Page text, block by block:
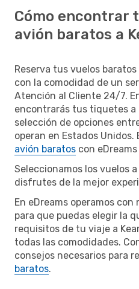
Cómo encontrar
avión baratos a
Reserva tus vuelos
con la comodidad de un
Atención al Cliente 24/7.
encontrarás tus tiquetes a
selección de opciones
operan en Estados Unidos.
avión baratos con
Seleccionamos los vuelos
disfrutes de la mejor
En eDreams operamos
para que puedas elegir la
requisitos de tu viaje a
todas las comodidades.
consejos necesarios para
baratos.